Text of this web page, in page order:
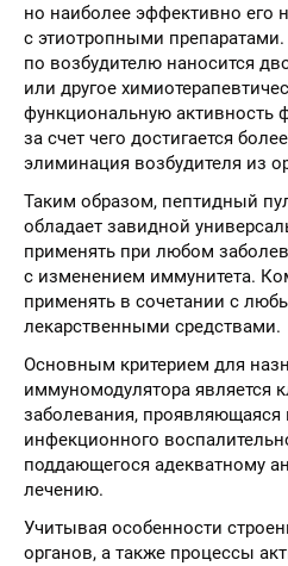
но наиболее эффективно его
с этиотропными препаратами.
по возбудителю наносится
или другое
функциональную активность
за счет чего достигается
элиминация возбудителя из
Таким образом, пептидный
обладает завидной
применять при любом
с изменением иммунитета.
применять в сочетании с
лекарственными средствами.
Основным критерием для
иммуномодулятора является
заболевания, проявляющаяся
инфекционного
поддающегося адекватному
лечению.
Учитывая особенности
органов, а также процессы